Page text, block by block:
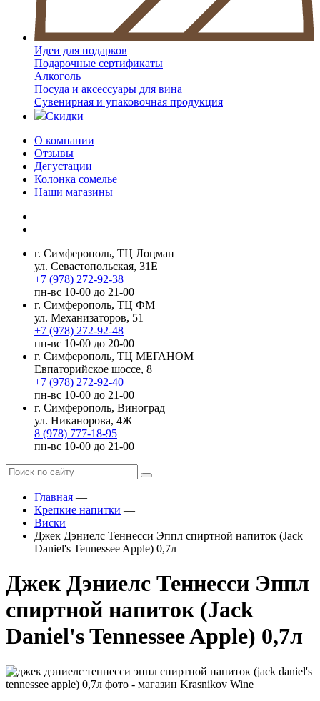
Идеи для подарков
Подарочные сертификаты
Алкоголь
Посуда и аксессуары для вина
Сувенирная и упаковочная продукция
Скидки
О компании
Отзывы
Дегустации
Колонка сомелье
Наши магазины
г. Симферополь, ТЦ Лоцман
ул. Севастопольская, 31Е
+7 (978) 272-92-38
пн-вс 10-00 до 21-00
г. Симферополь, ТЦ ФМ
ул. Механизаторов, 51
+7 (978) 272-92-48
пн-вс 10-00 до 20-00
г. Симферополь, ТЦ МЕГАНОМ
Евпаторийское шоссе, 8
+7 (978) 272-92-40
пн-вс 10-00 до 21-00
г. Симферополь, Виноград
ул. Никанорова, 4Ж
8 (978) 777-18-95
пн-вс 10-00 до 21-00
Главная —
Крепкие напитки —
Виски —
Джек Дэниелс Теннесси Эппл спиртной напиток (Jack
Daniel's Tennessee Apple) 0,7л
Джек Дэниелс Теннесси Эппл
спиртной напиток (Jack
Daniel's Tennessee Apple) 0,7л